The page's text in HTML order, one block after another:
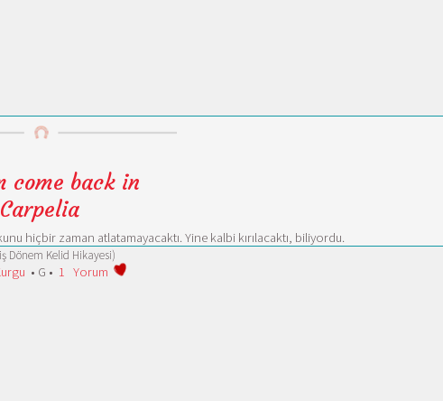
come back in
Carpelia
hiçbir zaman atlatamayacaktı. Yine kalbi kırılacaktı, biliyordu.
Dönem Kelid Hikayesi)
• G • 1 Yorum